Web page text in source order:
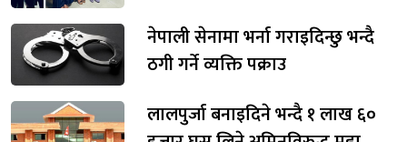
नेपाली सेनामा भर्ना गराइदिन्छु भन्दै
ठगी गर्ने व्यक्ति पक्राउ
लालपुर्जा बनाइदिने भन्दै १ लाख ६०